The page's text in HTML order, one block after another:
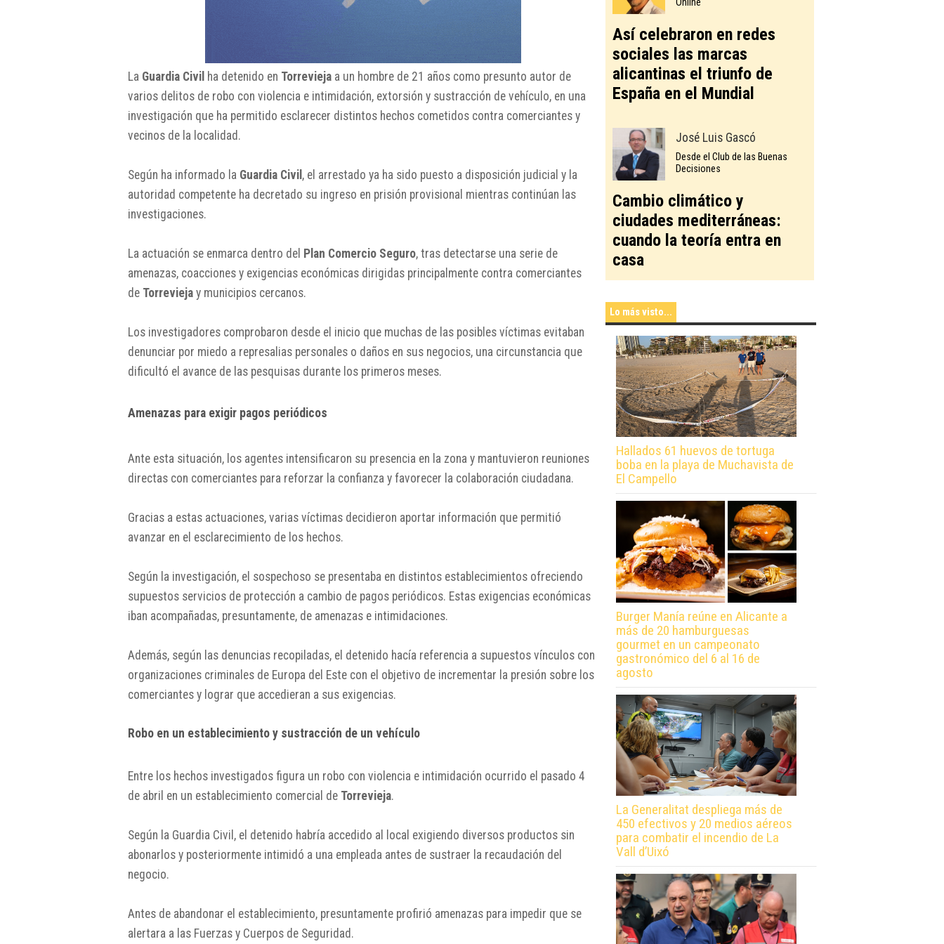
La Guardia Civil ha detenido en Torrevieja a un hombre de 21 años como presunto autor de
varios delitos de robo con violencia e intimidación, extorsión y sustracción de vehículo, en una
investigación que ha permitido esclarecer distintos hechos cometidos contra comerciantes y
vecinos de la localidad.
Según ha informado la Guardia Civil , el arrestado ya ha sido puesto a disposición judicial y la
autoridad competente ha decretado su ingreso en prisión provisional mientras continúan las
investigaciones.
La actuación se enmarca dentro del Plan Comercio Seguro, tras detectarse una serie de
amenazas, coacciones y exigencias económicas dirigidas principalmente contra comerciantes
de Torrevieja y municipios cercanos.
Los investigadores comprobaron desde el inicio que muchas de las posibles víctimas evitaban
denunciar por miedo a represalias personales o daños en sus negocios, una circunstancia que
dificultó el avance de las pesquisas durante los primeros meses.
Amenazas para exigir pagos periódicos
Ante esta situación, los agentes intensificaron su presencia en la zona y mantuvieron reuniones
directas con comerciantes para reforzar la confianza y favorecer la colaboración ciudadana.
Gracias a estas actuaciones, varias víctimas decidieron aportar información que permitió
avanzar en el esclarecimiento de los hechos.
Según la investigación, el sospechoso se presentaba en distintos establecimientos ofreciendo
supuestos servicios de protección a cambio de pagos periódicos. Estas exigencias económicas
iban acompañadas, presuntamente, de amenazas e intimidaciones.
Además, según las denuncias recopiladas, el detenido hacía referencia a supuestos vínculos con
organizaciones criminales de Europa del Este con el objetivo de incrementar la presión sobre los
comerciantes y lograr que accedieran a sus exigencias.
Robo en un establecimiento y sustracción de un vehículo
Entre los hechos investigados figura un robo con violencia e intimidación ocurrido el pasado 4
de abril en un establecimiento comercial de Torrevieja.
Según la Guardia Civil, el detenido habría accedido al local exigiendo diversos productos sin
abonarlos y posteriormente intimidó a una empleada antes de sustraer la recaudación del
negocio.
Antes de abandonar el establecimiento, presuntamente profirió amenazas para impedir que se
alertara a las Fuerzas y Cuerpos de Seguridad.
Online
Así celebraron en redes
sociales las marcas
alicantinas el triunfo de
España en el Mundial
José Luis Gascó
Desde el Club de las Buenas
Decisiones
Cambio climático y
ciudades mediterráneas:
cuando la teoría entra en
casa
Lo más visto...
Hallados 61 huevos de tortuga
boba en la playa de Muchavista de
El Campello
Burger Manía reúne en Alicante a
más de 20 hamburguesas
gourmet en un campeonato
gastronómico del 6 al 16 de
agosto
La Generalitat despliega más de
450 efectivos y 20 medios aéreos
para combatir el incendio de La
Vall d’Uixó